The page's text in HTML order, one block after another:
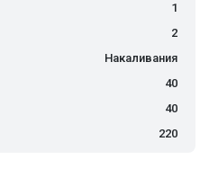
1
2
Накаливания
40
40
220